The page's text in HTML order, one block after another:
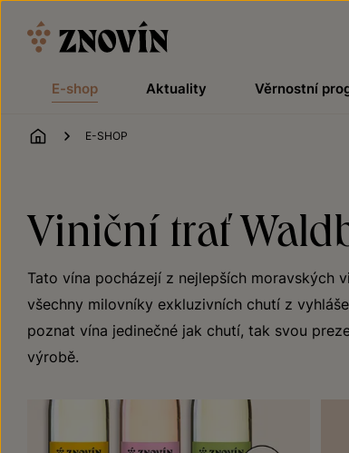
E-shop Aktuality Věrnostní
ÚVOD
E-SHOP
Viniční trať
Tato vína pocházejí z nejlepších moravských
všechny milovníky exkluzivních chutí z
poznat vína jedinečné jak chutí, tak svou
výrobě.